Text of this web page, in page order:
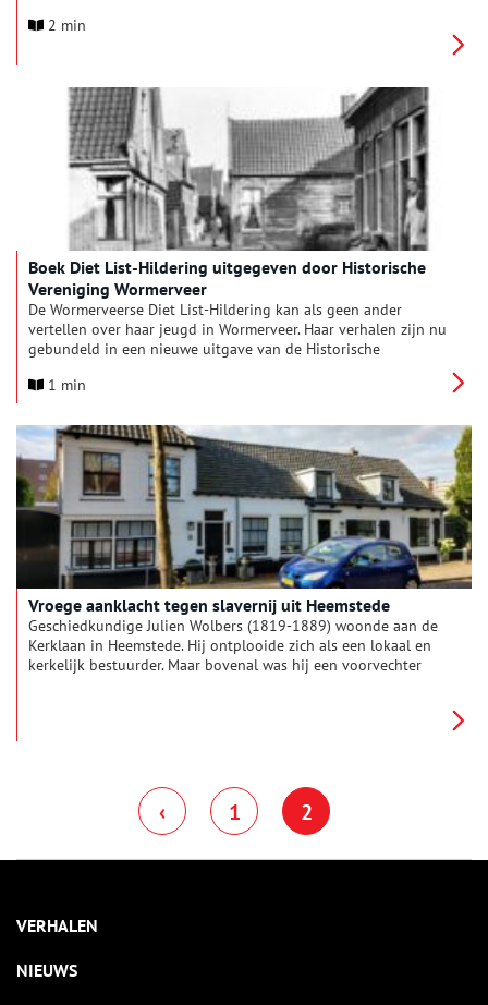
en fauna die daar bij horen is nu een boek verschenen.
uitgereikt aan gedeputeerde van de provincie, Rosan Kocken
tijdens een bijeenkomst voor genodigden in
bezoekerscentrum De Hoep in Castricum.
2 min
Boek Diet List-Hildering uitgegeven door Historische
Vereniging Wormerveer
De Wormerveerse Diet List-Hildering kan als geen ander
vertellen over haar jeugd in Wormerveer. Haar verhalen zijn nu
gebundeld in een nieuwe uitgave van de Historische
1 min
Vroege aanklacht tegen slavernij uit Heemstede
Geschiedkundige Julien Wolbers (1819-1889) woonde aan de
Kerklaan in Heemstede. Hij ontplooide zich als een lokaal en
kerkelijk bestuurder. Maar bovenal was hij een voorvechter
‹ 1 2
VERHALEN
NIEUWS